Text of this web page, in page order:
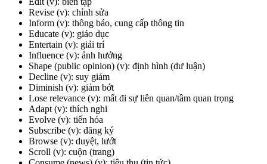
Revise (v): chỉnh sửa
Inform (v): thông báo, cung cấp thông tin
Educate (v): giáo dục
Entertain (v): giải trí
Influence (v): ảnh hưởng
Shape (public opinion) (v): định hình (dư luận)
Decline (v): suy giảm
Diminish (v): giảm bớt
Lose relevance (v): mất đi sự liên quan/tầm quan trọng
Adapt (v): thích nghi
Evolve (v): tiến hóa
Subscribe (v): đăng ký
Browse (v): duyệt, lướt
Scroll (v): cuộn (trang)